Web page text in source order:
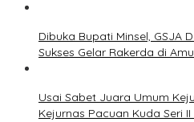
Dibuka Bupati Minsel, GSJA
Sukses Gelar Rakerda di
Usai Sabet Juara Umum
Kejurnas Pacuan Kuda Seri